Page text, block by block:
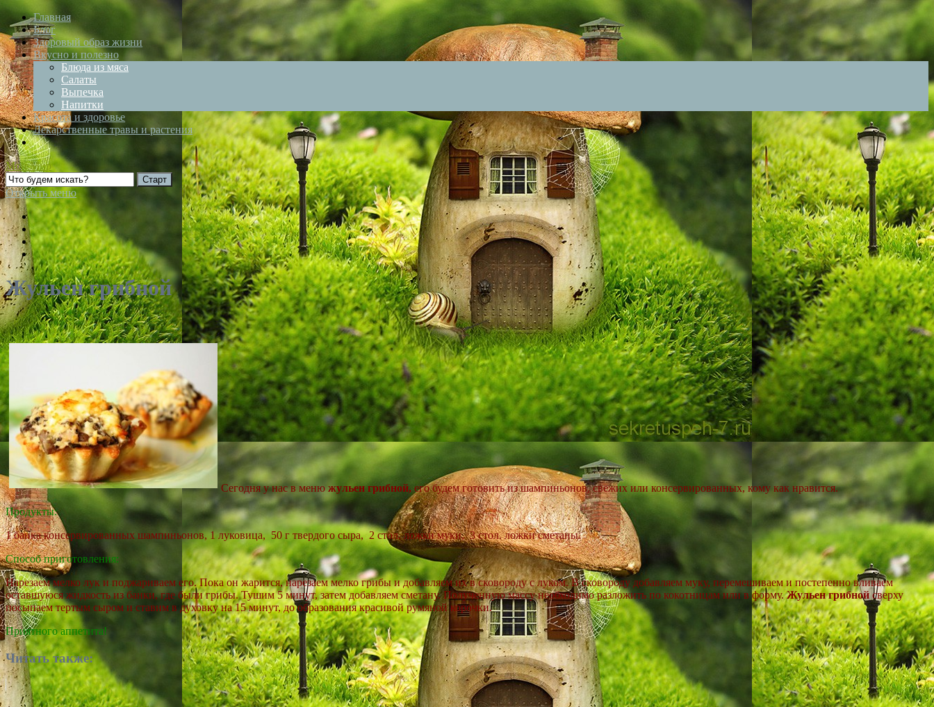
Главная
Блог
Здоровый образ жизни
Вкусно и полезно
Блюда из мяса
Салаты
Выпечка
Напитки
Красота и здоровье
Лекарственные травы и растения
Мой Мир
Открыть меню
Жульен грибной
Сегодня у нас в менюжульен грибной, его будем готовить из шампиньонов, свежих или консервированных, кому как нравится.
Продукты:
1 банка консервированных шампиньонов, 1 луковица, 50 г твердого сыра, 2 стол. ложки муки, 3 стол. ложки сметаны.
Способ приготовления:
Нарезаем мелко лук и поджариваем его. Пока он жарится, нарезаем мелко грибы и добавляем их в сковороду с луком. В сковороду добавляем муку, перемешиваем и постепенно вливаем
оставшуюся жидкость из банки, где были грибы. Тушим 5 минут, затем добавляем сметану. Полученную массу необходимо разложить по кокотницам или в форму.Жульен грибной сверху
посыпаем тертым сыром и ставим в духовку на 15 минут, до образования красивой румяной корочки.
Приятного аппетита!
Читать также: